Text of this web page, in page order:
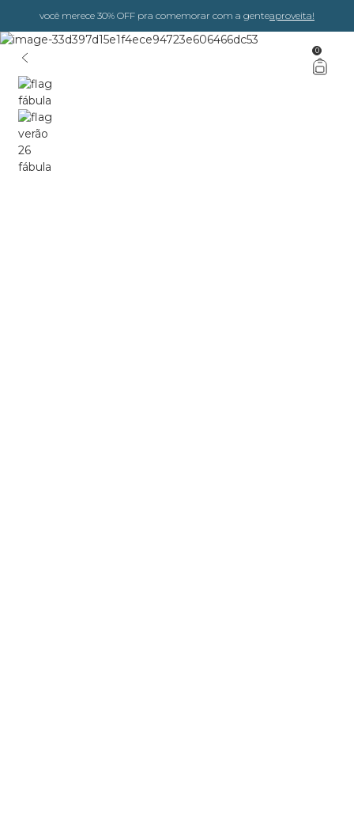
você merece 30% OFF pra comemorar com a genteaproveita!
0